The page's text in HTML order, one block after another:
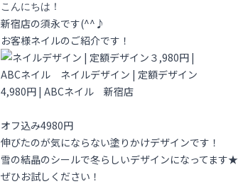
こんにちは！
新宿店の須永です(^^♪
お客様ネイルのご紹介です！
オフ込み4980円
伸びたのが気にならない塗りかけデザインです！
雪の結晶のシールで冬らしいデザインになってます★
ぜひお試しください！